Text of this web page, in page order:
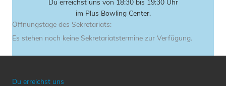
im Plus Bowling Center.
Öffnungstage des Sekretariats:
Es stehen noch keine Sekretariatstermine zur Verfügung.
Du erreichst uns